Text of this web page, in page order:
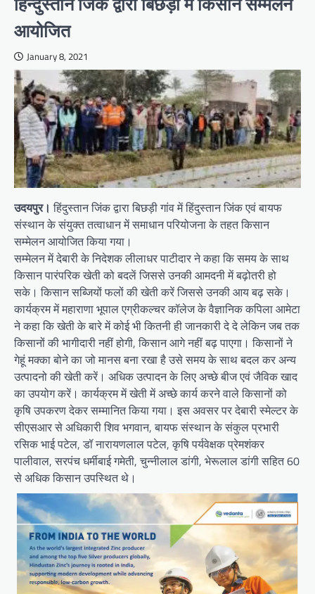
आयोजित
January 8, 2021
उदयपुर। हिंदुस्तान जिंक द्वारा बिछड़ी गांव में हिंदुस्तान जिंक एवं बायफ
संस्थान के संयुक्त तत्वाधान में समाधान परियोजना के तहत किसान
सम्मेलन आयोजित किया गया।
सम्मेलन में देबारी के निदेशक लीलाधर पाटीदार ने कहा कि समय के साथ
किसान पारंपरिक खेती को बदलें जिससे उनकी आमदनी में बढ़ोतरी हो
सके। किसान सब्जियों फलों की खेती करें जिससे उनकी आय बढ़ सके।
कार्यक्रम में महाराणा भूपाल एग्रीकल्चर कॉलेज के वैज्ञानिक कपिला आमेटा
ने कहा कि खेती के बारे में कोई भी कितनी ही जानकारी दे दे लेकिन जब तक
किसानों की भागीदारी नहीं होगी, किसान आगे नहीं बढ़ पाएगा। किसानों ने
गेहूं मक्का बोने का जो मानस बना रखा है उसे समय के साथ बदल कर अन्य
उत्पादनो की खेती करें। अधिक उत्पादन के लिए अच्छे बीज एवं जैविक खाद
का उपयोग करें। कार्यक्रम में खेती में अच्छे कार्य करने वाले किसानों को
कृषि उपकरण देकर सम्मानित किया गया। इस अवसर पर देबारी स्मेल्टर के
सीएसआर से अधिकारी शिव भगवान, बायफ संस्थान के संकुल प्रभारी
रसिक भाई पटेल, डॉ नारायणलाल पटेल, कृषि पर्यवेक्षक प्रेमशंकर
पालीवाल, सरपंच धर्मीबाई गमेती, चुन्नीलाल डांगी, भेरूलाल डांगी सहित 60
से अधिक किसान उपस्थित थे।